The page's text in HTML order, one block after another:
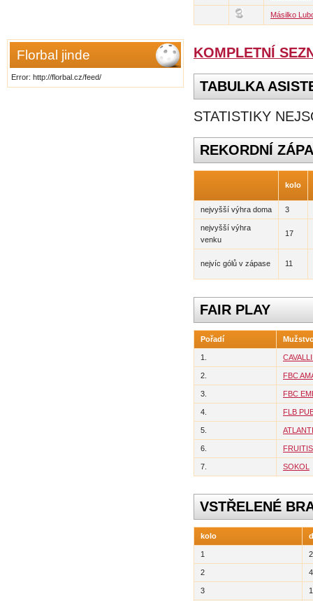
Florbal jinde
Error: http://florbal.cz/feed/
Másilko
KOMPLETNÍ
TABULKA
STATISTIKY
REKORDNÍ
kolo
nejvyšší výhra doma 3
nejvyšší výhra
venku
17
nejvíc gólů v zápase 11
FAIR PLAY
Pořadí
1.
2. FBC
3. FBC
4. FLB
5.
6.
7. SOKOL
VSTŘELENÉ
kolo
1
2 4
3